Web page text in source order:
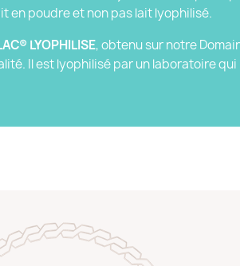
en poudre et non pas lait lyophilisé.
LYOPHILISE, obtenu sur notre
Il est lyophilisé par un laboratoire